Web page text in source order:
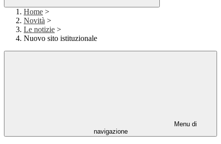
Home >
Novità >
Le notizie >
Nuovo sito istituzionale
Menu di
navigazione